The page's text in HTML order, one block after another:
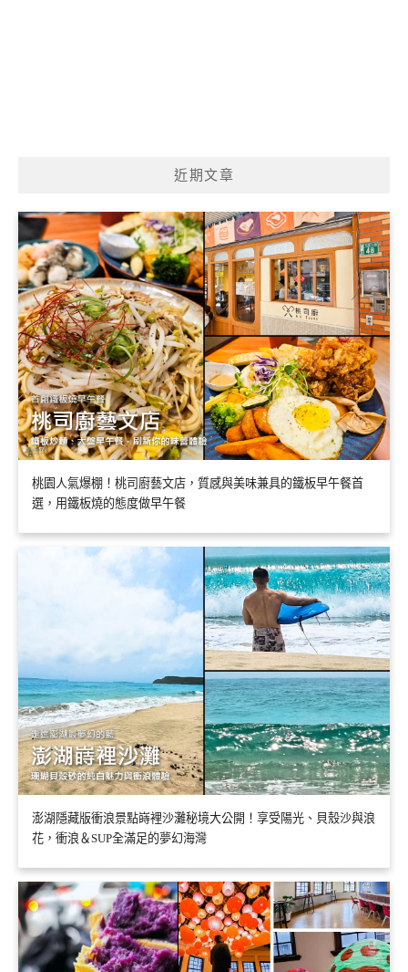
近期文章
桃園人氣爆棚！桃司廚藝文店，質感與美味兼具的鐵板早午餐首
選，用鐵板燒的態度做早午餐
澎湖隱藏版衝浪景點嵵裡沙灘秘境大公開！享受陽光、貝殼沙與浪
花，衝浪＆SUP全滿足的夢幻海灣